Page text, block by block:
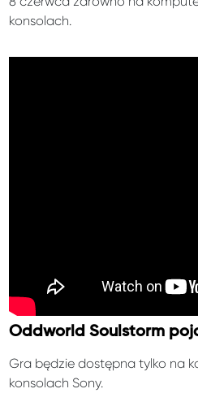
konsolach.
Oddworld Soulstorm
Gra będzie dostępna tylko na
konsolach Sony.